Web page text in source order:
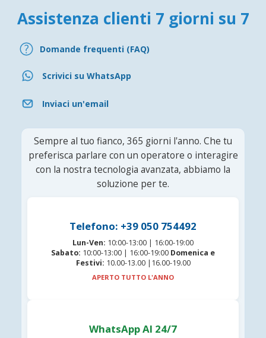
Assistenza clienti 7 giorni su 7
Domande frequenti (FAQ)
Scrivici su WhatsApp
Inviaci un'email
Sempre al tuo fianco, 365 giorni l'anno. Che tu
preferisca parlare con un operatore o interagire
con la nostra tecnologia avanzata, abbiamo la
soluzione per te.
Telefono: +39 050 754492
Lun-Ven: 10:00-13:00 | 16:00-19:00
Sabato: 10:00-13:00 | 16:00-19:00 Domenica e
Festivi: 10.00-13.00 |16.00-19.00
APERTO TUTTO L'ANNO
WhatsApp AI 24/7